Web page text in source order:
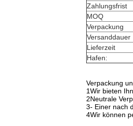
Zahlungsfrist
MOQ
Verpackung
Versanddauer
Lieferzeit
Hafen:
Verpackung
1Wir bieten
2Neutrale
3- Einer nach
4Wir können